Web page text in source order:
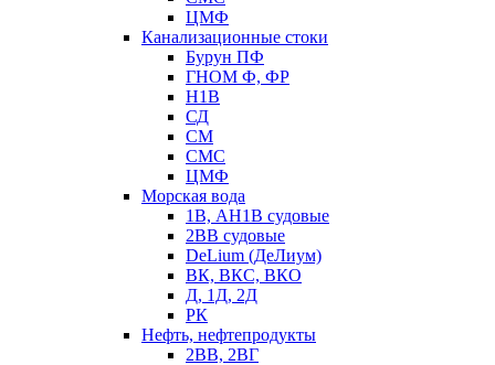
ЦМФ
Канализационные стоки
Бурун ПФ
ГНОМ Ф, ФР
Н1В
СД
СМ
СМС
ЦМФ
Морская вода
1В, АН1В судовые
2ВВ судовые
DeLium (ДеЛиум)
ВК, ВКС, ВКО
Д, 1Д, 2Д
РК
Нефть, нефтепродукты
2ВВ, 2ВГ